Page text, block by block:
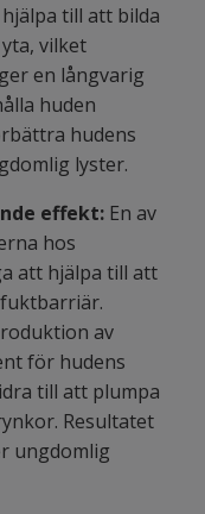
till att bilda
vilket
en långvarig
huden
hudens
lyster.
effekt: En av
hos
att hjälpa till att
av
för hudens
till att plumpa
Resultatet
ungdomlig